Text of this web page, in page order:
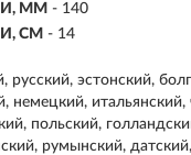
ММ - 140
СМ - 14
русский, эстонский,
немецкий,
польский,
румынский,